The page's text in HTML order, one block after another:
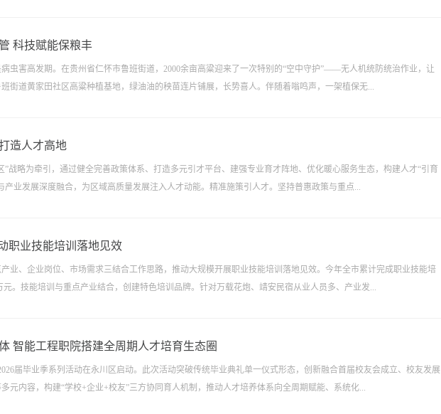
科技赋能保粮丰
虫害高发期。在贵州省仁怀市鲁班街道，2000余亩高粱迎来了一次特别的“空中守护”——无人机统防统治作业，让
街道黄家田社区高粱种植基地，绿油油的秧苗连片铺展，长势喜人。伴随着嗡鸣声，一架植保无...
造人才高地
”战略为牵引，通过健全完善政策体系、打造多元引才平台、建强专业育才阵地、优化暖心服务生态，构建人才“引育
产业发展深度融合，为区域高质量发展注入人才动能。精准施策引人才。坚持普惠政策与重点...
职业技能培训落地见效
业、企业岗位、市场需求三结合工作思路，推动大规模开展职业技能培训落地见效。今年全市累计完成职业技能培
元。技能培训与重点产业结合，创建特色培训品牌。针对万载花炮、靖安民宿从业人员多、产业发...
智能工程职院搭建全周期人才培育生态圈
届毕业季系列活动在永川区启动。此次活动突破传统毕业典礼单一仪式形态，创新融合首届校友会成立、校友发展
元内容，构建“学校+企业+校友”三方协同育人机制，推动人才培养体系向全周期赋能、系统化...